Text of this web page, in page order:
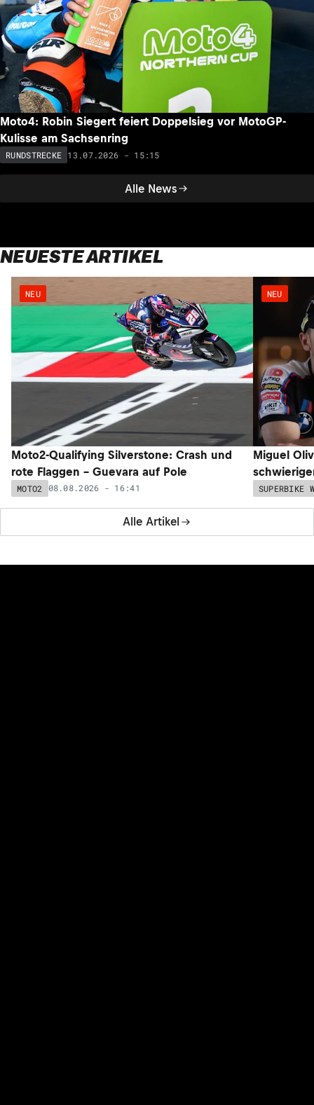
Alle News
Moto4: Robin Siegert feiert Doppelsieg vor MotoGP-
Kulisse am Sachsenring
RUNDSTRECKE 13.07.2026 - 15:15
NEUESTE ARTIKEL
Alle Artikel
NEU
Moto2-Qualifying Silverstone: Crash und
rote Flaggen – Guevara auf Pole
MOTO2 08.08.2026 - 16:41
NEU
Miguel
SUPERBIKE